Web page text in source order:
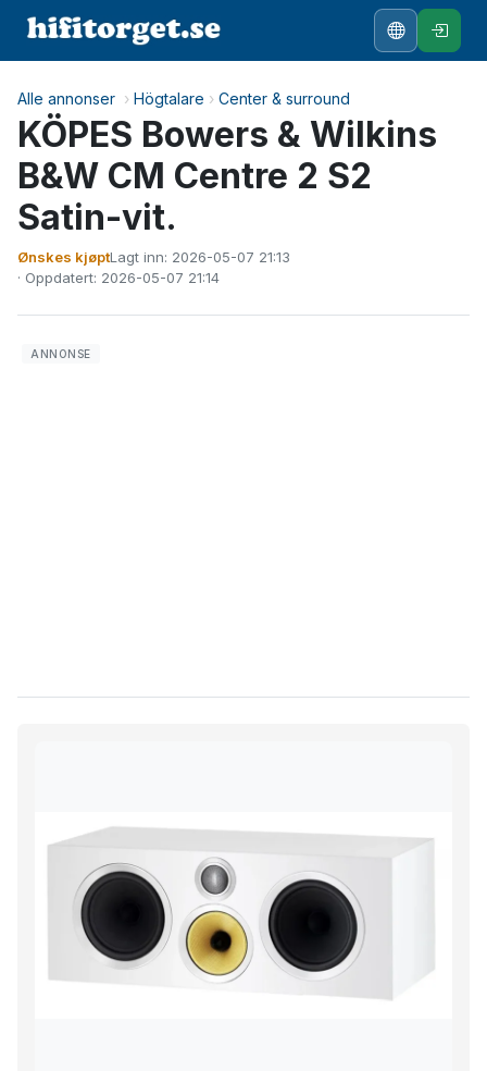
Alle annonser › Högtalare › Center & surround
KÖPES Bowers & Wilkins
B&W CM Centre 2 S2
Satin-vit.
Ønskes kjøptLagt inn: 2026-05-07 21:13
· Oppdatert: 2026-05-07 21:14